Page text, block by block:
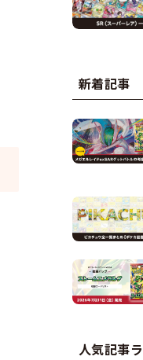
新着記事
人気記事